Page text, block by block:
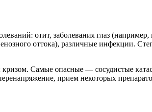
отит, заболевания глаз (например,
оттока), различные инфекции.
кризом. Самые опасные — сосудистые
прием некоторых